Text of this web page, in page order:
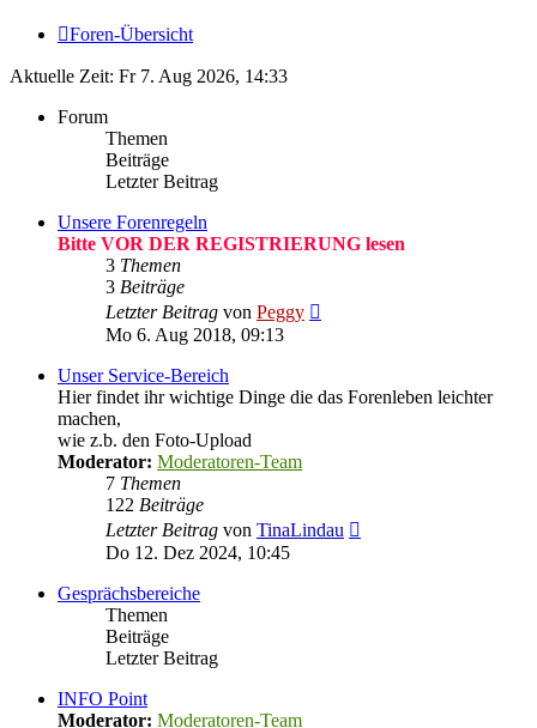
Foren-Übersicht
Aktuelle Zeit: Fr 7. Aug 2026, 14:33
Forum
Themen
Beiträge
Letzter Beitrag
Unsere Forenregeln
Bitte VOR DER REGISTRIERUNG lesen
3 Themen
3 Beiträge
Letzter Beitrag von Peggy
Mo 6. Aug 2018, 09:13
Unser Service-Bereich
Hier findet ihr wichtige Dinge die das Forenleben leichter
machen,
wie z.b. den Foto-Upload
Moderator: Moderatoren-Team
7 Themen
122 Beiträge
Letzter Beitrag von TinaLindau
Do 12. Dez 2024, 10:45
Gesprächsbereiche
Themen
Beiträge
Letzter Beitrag
INFO Point
Moderator: Moderatoren-Team